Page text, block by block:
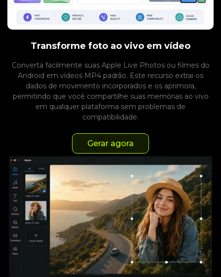
Transforme foto ao vivo em vídeo
Converta facilmente suas Apple Live Photos ou filmes do
Android em vídeos MP4 padrão. Este recurso extrai os
dados de movimento incorporados e os aprimora,
permitindo que você compartilhe suas memórias ao vivo
em qualquer plataforma sem problemas de
compatibilidade.
Gerar agora